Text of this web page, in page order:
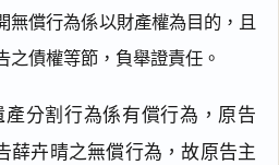
無償行為係以財產權為目的，且
之債權等節，負舉證責任。
分割行為係有償行為，原告
薛卉晴之無償行為，故原告主